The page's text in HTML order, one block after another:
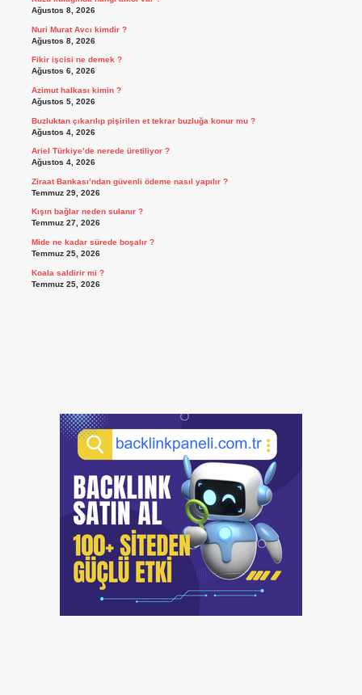
Ağustos 8, 2026
Nuri Murat Avcı kimdir ?
Ağustos 8, 2026
Fikir işcisi ne demek ?
Ağustos 6, 2026
Azimut halkası kimin ?
Ağustos 5, 2026
Buzluktan çıkarılıp pişirilen et tekrar buzluğa konur mu ?
Ağustos 4, 2026
Ariel Türkiye’de nerede üretiliyor ?
Ağustos 4, 2026
Ziraat Bankası’ndan güvenli ödeme nasıl yapılır ?
Temmuz 29, 2026
Kışın bağlar neden sulanır ?
Temmuz 27, 2026
Mide ne kadar sürede boşalır ?
Temmuz 25, 2026
Koala saldirir mi ?
Temmuz 25, 2026